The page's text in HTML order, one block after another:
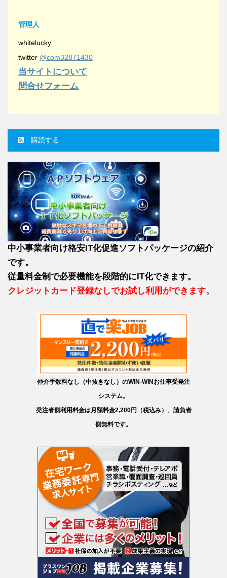
管理人
whitelucky
twitter @com32871430
当サイトについて
問合せフォーム
購読する
中小事業者向け格安IT化促進ソフトパッケージの紹介
です。
従量料金制で必要機能を段階的にIT化できます。
クレジットカード登録なしでお試し利用ができます。
仲介手数料なし（中抜きなし）のWIN-WINお仕事受発注
システム。
発注者側利用料金は月額料金2,200円（税込み）、請負者
側無料です。